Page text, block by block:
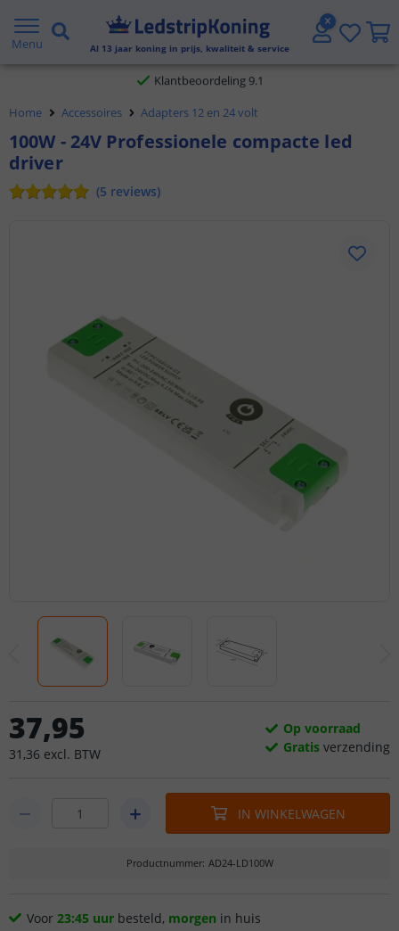
Menu Al 13 jaar koning in prijs, kwaliteit & service
Gratis verzending vanaf € 20,- NL en BE
Klantbeoordeling 9.1
Voor 23:45 uur besteld,morgen in huis
Home Accessoires Adapters 12 en 24 volt
100W - 24V Professionele compacte led
driver
(5 reviews)
37,95
31 ,36 excl. BTW
Op voorraad
Gratis verzending
IN WINKELWAGEN
Productnummer: AD24-LD100W
Voor 23:45 uur besteld, morgen in huis